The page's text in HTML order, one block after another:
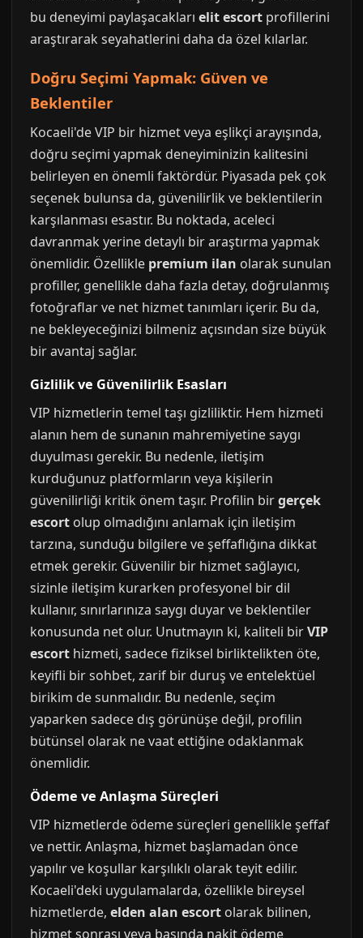
bu deneyimi paylaşacakları elit escort profillerini
araştırarak seyahatlerini daha da özel kılarlar.
Doğru Seçimi Yapmak: Güven ve
Beklentiler
Kocaeli'de VIP bir hizmet veya eşlikçi arayışında,
doğru seçimi yapmak deneyiminizin kalitesini
belirleyen en önemli faktördür. Piyasada pek çok
seçenek bulunsa da, güvenilirlik ve beklentilerin
karşılanması esastır. Bu noktada, aceleci
davranmak yerine detaylı bir araştırma yapmak
önemlidir. Özellikle premium ilan olarak sunulan
profiller, genellikle daha fazla detay, doğrulanmış
fotoğraflar ve net hizmet tanımları içerir. Bu da,
ne bekleyeceğinizi bilmeniz açısından size büyük
bir avantaj sağlar.
Gizlilik ve Güvenilirlik Esasları
VIP hizmetlerin temel taşı gizliliktir. Hem hizmeti
alanın hem de sunanın mahremiyetine saygı
duyulması gerekir. Bu nedenle, iletişim
kurduğunuz platformların veya kişilerin
güvenilirliği kritik önem taşır. Profilin birgerçek
escort olup olmadığını anlamak için iletişim
tarzına, sunduğu bilgilere ve şeffaflığına dikkat
etmek gerekir. Güvenilir bir hizmet sağlayıcı,
sizinle iletişim kurarken profesyonel bir dil
kullanır, sınırlarınıza saygı duyar ve beklentiler
konusunda net olur. Unutmayın ki, kaliteli birVIP
escort hizmeti, sadece fiziksel birliktelikten öte,
keyifli bir sohbet, zarif bir duruş ve entelektüel
birikim de sunmalıdır. Bu nedenle, seçim
yaparken sadece dış görünüşe değil, profilin
bütünsel olarak ne vaat ettiğine odaklanmak
önemlidir.
Ödeme ve Anlaşma Süreçleri
VIP hizmetlerde ödeme süreçleri genellikle şeffaf
ve nettir. Anlaşma, hizmet başlamadan önce
yapılır ve koşullar karşılıklı olarak teyit edilir.
Kocaeli'deki uygulamalarda, özellikle bireysel
hizmetlerde, elden alan escort olarak bilinen,
hizmet sonrası veya başında nakit ödeme